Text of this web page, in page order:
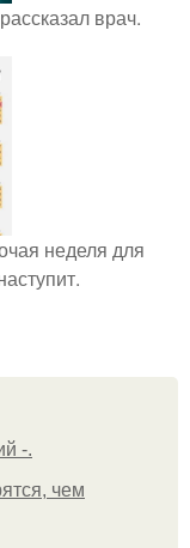
врач.
неделя для
-.
чем